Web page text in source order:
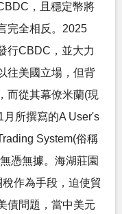
，且穩定幣將
完全相反。2025
行CBDC，並大力
往美國立場，但背
而從其幕僚米蘭(現
所撰寫的A User's
System(俗稱
憑無據。海湖莊園
作為手段，迫使貿
債問題，當中美元